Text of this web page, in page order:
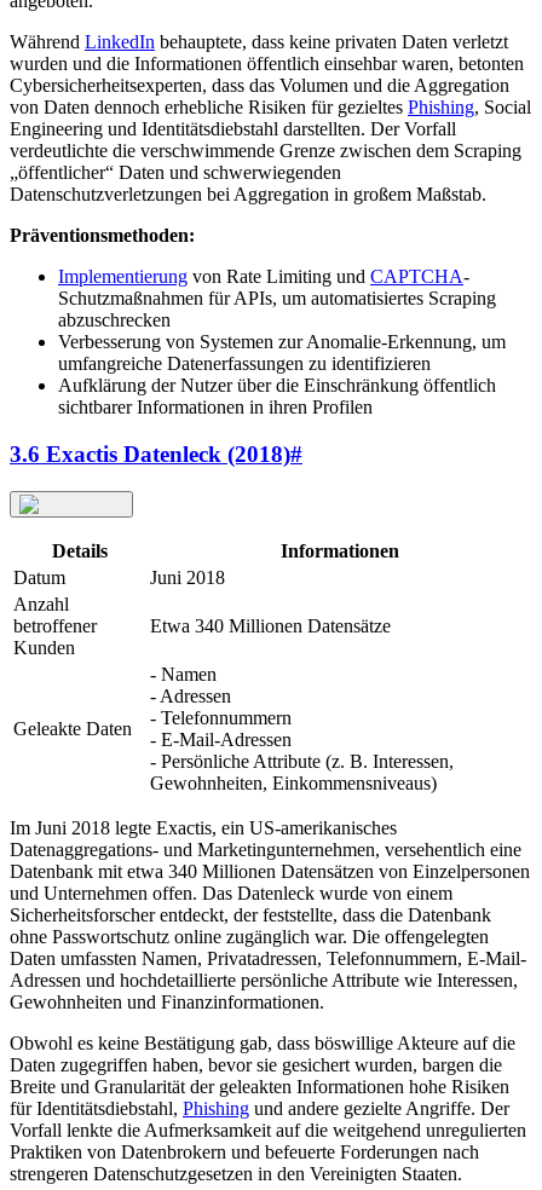
Während LinkedIn behauptete, dass keine privaten Daten verletzt
wurden und die Informationen öffentlich einsehbar waren, betonten
Cybersicherheitsexperten, dass das Volumen und die Aggregation
von Daten dennoch erhebliche Risiken für gezieltes Phishing, Social
Engineering und Identitätsdiebstahl darstellten. Der Vorfall
verdeutlichte die verschwimmende Grenze zwischen dem Scraping
„öffentlicher“ Daten und schwerwiegenden
Datenschutzverletzungen bei Aggregation in großem Maßstab.
Präventionsmethoden:
Implementierung von Rate Limiting und CAPTCHA-
Schutzmaßnahmen für APIs, um automatisiertes Scraping
abzuschrecken
Verbesserung von Systemen zur Anomalie-Erkennung, um
umfangreiche Datenerfassungen zu identifizieren
Aufklärung der Nutzer über die Einschränkung öffentlich
sichtbarer Informationen in ihren Profilen
3.6 Exactis Datenleck (2018)#
Details
Informationen
Datum
Juni 2018
Anzahl
betroffener
Kunden
Etwa 340 Millionen Datensätze
Geleakte Daten
- Namen
- Adressen
- Telefonnummern
- E-Mail-Adressen
- Persönliche Attribute (z. B. Interessen,
Gewohnheiten, Einkommensniveaus)
Im Juni 2018 legte Exactis, ein US-amerikanisches
Datenaggregations- und Marketingunternehmen, versehentlich eine
Datenbank mit etwa 340 Millionen Datensätzen von Einzelpersonen
und Unternehmen offen. Das Datenleck wurde von einem
Sicherheitsforscher entdeckt, der feststellte, dass die Datenbank
ohne Passwortschutz online zugänglich war. Die offengelegten
Daten umfassten Namen, Privatadressen, Telefonnummern, E-Mail-
Adressen und hochdetaillierte persönliche Attribute wie Interessen,
Gewohnheiten und Finanzinformationen.
Obwohl es keine Bestätigung gab, dass böswillige Akteure auf die
Daten zugegriffen haben, bevor sie gesichert wurden, bargen die
Breite und Granularität der geleakten Informationen hohe Risiken
für Identitätsdiebstahl, Phishing und andere gezielte Angriffe. Der
Vorfall lenkte die Aufmerksamkeit auf die weitgehend unregulierten
Praktiken von Datenbrokern und befeuerte Forderungen nach
strengeren Datenschutzgesetzen in den Vereinigten Staaten.